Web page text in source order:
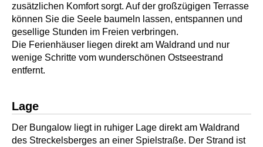
zusätzlichen Komfort sorgt. Auf der großzügigen Terrasse
können Sie die Seele baumeln lassen, entspannen und
gesellige Stunden im Freien verbringen.
Die Ferienhäuser liegen direkt am Waldrand und nur
wenige Schritte vom wunderschönen Ostseestrand
entfernt.
Lage
Der Bungalow liegt in ruhiger Lage direkt am Waldrand
des Streckelsberges an einer Spielstraße. Der Strand ist